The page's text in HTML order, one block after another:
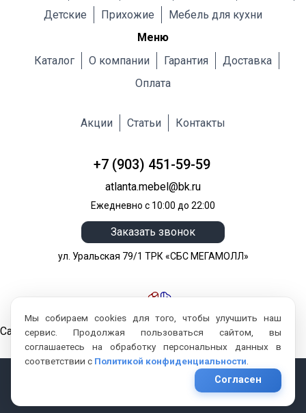
Детские
Прихожие
Мебель для кухни
Меню
Каталог
О компании Гарантия
Доставка
Оплата
Акции Статьи Контакты
+7 (903) 451-59-59
atlanta.mebel@bk.ru
Ежедневно с 10:00 до 22:00
Заказать звонок
ул. Уральская 79/1 ТРК «СБС МЕГАМОЛЛ»
Сайт разработан компанией:
Политика конфиденциальности
Соглашение пользователя
Мы собираем cookies для того, чтобы улучшить наш
сервис. Продолжая пользоваться сайтом, вы
соглашаетесь на обработку персональных данных в
соответствии с Политикой конфиденциальности
Согласен